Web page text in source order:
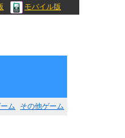
モバイル版
ム その他ゲーム